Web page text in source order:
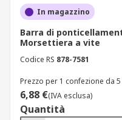
In magazzino
Barra di
Morsettiera a vite
Codice RS 878-7581
Prezzo per 1 confezione da
6,88 €(IVA esclusa)
Quantità